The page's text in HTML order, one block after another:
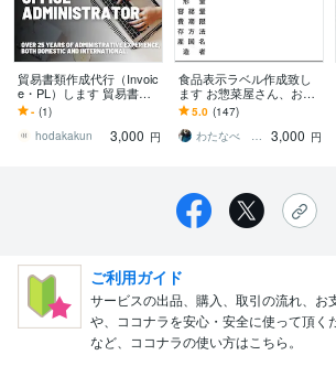
貿易書類作成代行（Invoic
e・PL）します 貿易書類
作成が不安な方にも丁寧
に対応します
- (1)
hodakakun
3,000 円
食品表示ラベル作成致し
ます お惣菜屋さん、お菓
子屋さんのお力になりま
す！
5.0 (147)
わたなべ あや
3,000 円
ご利用ガイド
サービスの出品、購入、取引の流れ、お
や、ココナラを安心・安全に使って頂く
など、ココナラの使い方はこちら。